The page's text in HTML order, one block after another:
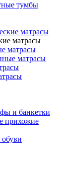
тумбы
матрасы
матрасы
матрасы
матрасы
и банкетки
прихожие